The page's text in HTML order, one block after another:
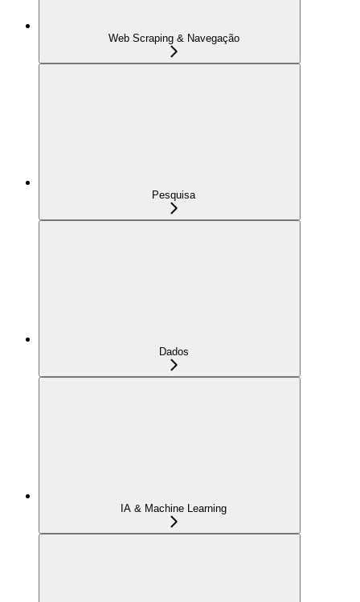
Web Scraping & Navegação
Pesquisa
Dados
IA & Machine Learning